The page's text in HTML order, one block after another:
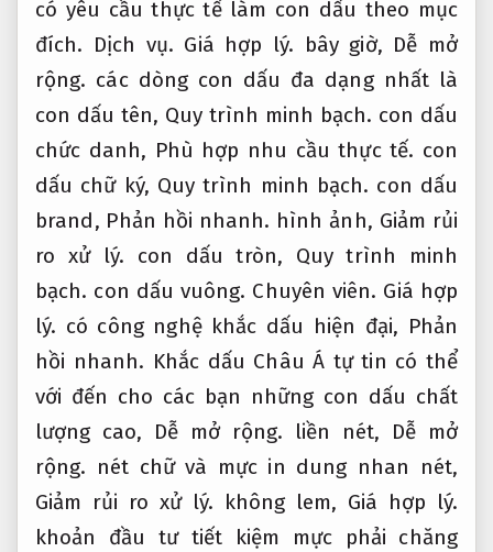
có yêu cầu thực tế làm con dấu theo mục
đích. Dịch vụ. Giá hợp lý. bây giờ, Dễ mở
rộng. các dòng con dấu đa dạng nhất là
con dấu tên, Quy trình minh bạch. con dấu
chức danh, Phù hợp nhu cầu thực tế. con
dấu chữ ký, Quy trình minh bạch. con dấu
brand, Phản hồi nhanh. hình ảnh, Giảm rủi
ro xử lý. con dấu tròn, Quy trình minh
bạch. con dấu vuông. Chuyên viên. Giá hợp
lý. có công nghệ khắc dấu hiện đại, Phản
hồi nhanh. Khắc dấu Châu Á tự tin có thể
với đến cho các bạn những con dấu chất
lượng cao, Dễ mở rộng. liền nét, Dễ mở
rộng. nét chữ và mực in dung nhan nét,
Giảm rủi ro xử lý. không lem, Giá hợp lý.
khoản đầu tư tiết kiệm mực phải chăng